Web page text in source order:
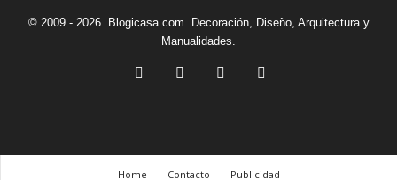
© 2009 - 2026. Blogicasa.com. Decoración, Diseño, Arquitectura y
Manualidades.
Home Contacto Publicidad